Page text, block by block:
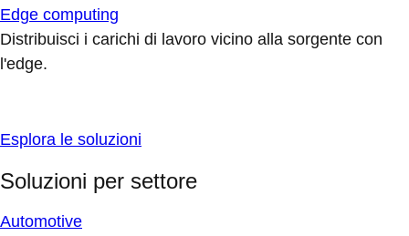
Edge computing
Distribuisci i carichi di lavoro vicino alla sorgente con
l'edge.
Esplora le soluzioni
Soluzioni per settore
Automotive